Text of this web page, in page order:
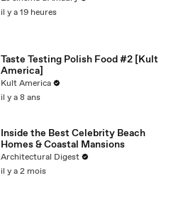
il y a 19 heures
Taste Testing Polish Food #2 [Kult
America]
Kult America
il y a 8 ans
Inside the Best Celebrity Beach
Homes & Coastal Mansions
Architectural Digest
il y a 2 mois